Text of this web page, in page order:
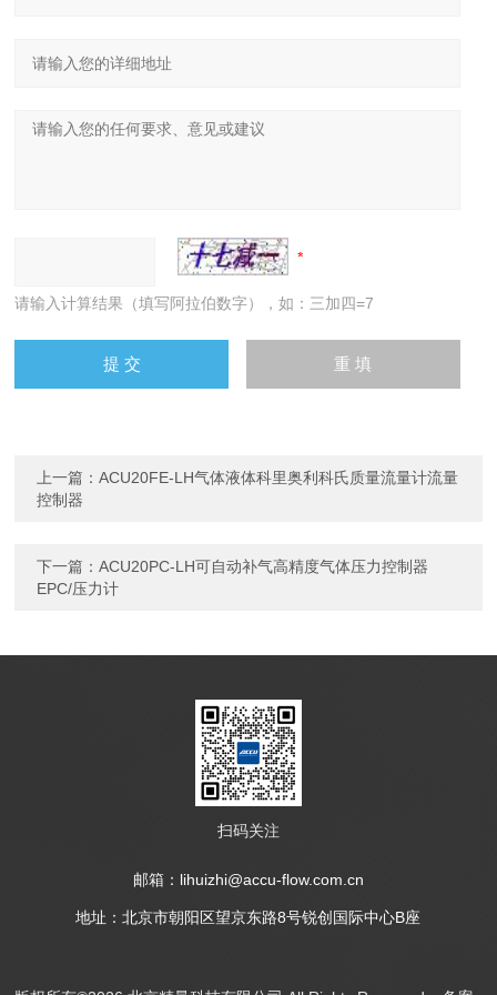
请输入计算结果（填写阿拉伯数字），如：三加四=7
上一篇：ACU20FE-LH气体液体科里奥利科氏质量流量计流量
控制器
下一篇：ACU20PC-LH可自动补气高精度气体压力控制器
EPC/压力计
扫码关注
邮箱：lihuizhi@accu-flow.com.cn
地址：北京市朝阳区望京东路8号锐创国际中心B座